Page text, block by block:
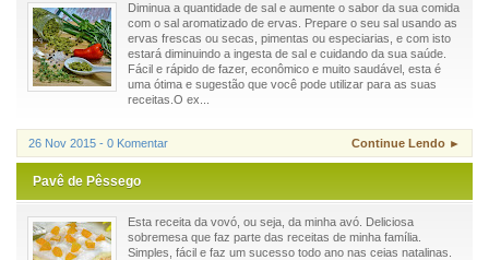
Diminua a quantidade de sal e aumente o sabor da sua comida
com o sal aromatizado de ervas. Prepare o seu sal usando as
ervas frescas ou secas, pimentas ou especiarias, e com isto
estará diminuindo a ingesta de sal e cuidando da sua saúde.
Fácil e rápido de fazer, econômico e muito saudável, esta é
uma ótima e sugestão que você pode utilizar para as suas
receitas.O ex...
26 Nov 2015 - 0 Komentar Continue Lendo ►
Pavê de Pêssego
Esta receita da vovó, ou seja, da minha avó. Deliciosa
sobremesa que faz parte das receitas de minha família.
Simples, fácil e faz um sucesso todo ano nas ceias natalinas.